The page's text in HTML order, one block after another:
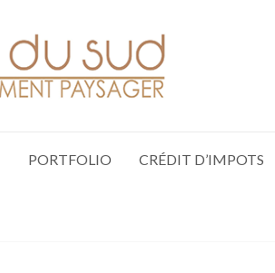
PORTFOLIO CRÉDIT D’IMPOTS